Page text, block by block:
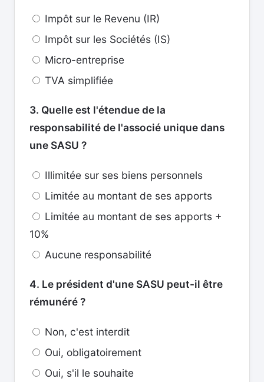
Impôt sur le Revenu (IR)
Impôt sur les Sociétés (IS)
Micro-entreprise
TVA simplifiée
3. Quelle est l'étendue de la
responsabilité de l'associé unique dans
une SASU ?
Illimitée sur ses biens personnels
Limitée au montant de ses apports
Limitée au montant de ses apports +
10%
Aucune responsabilité
4. Le président d'une SASU peut-il être
rémunéré ?
Non, c'est interdit
Oui, obligatoirement
Oui, s'il le souhaite